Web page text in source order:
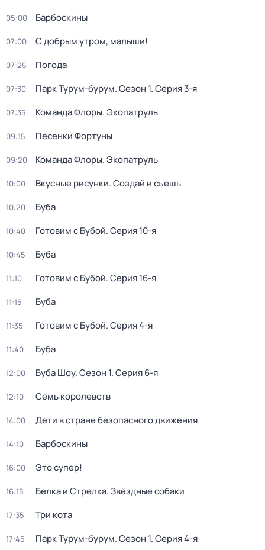
05:00 Барбоскины
07:00 С добрым утром, малыши!
07:25 Погода
07:30 Парк Турум-бурум. Сезон 1. Серия 3-я
07:35 Команда Флоры. Экопатруль
09:15 Песенки Фортуны
09:20 Команда Флоры. Экопатруль
10:00 Вкусные рисунки. Создай и съешь
10:20 Буба
10:40 Готовим с Бубой. Серия 10-я
10:45 Буба
11:10 Готовим с Бубой. Серия 16-я
11:15 Буба
11:35 Готовим с Бубой. Серия 4-я
11:40 Буба
12:00 Буба Шоу. Сезон 1. Серия 6-я
12:10 Семь королевств
14:00 Дети в стране безопасного движения
14:10 Барбоскины
16:00 Это супер!
16:15 Белка и Стрелка. Звёздные собаки
17:35 Три кота
17:45 Парк Турум-бурум. Сезон 1. Серия 4-я